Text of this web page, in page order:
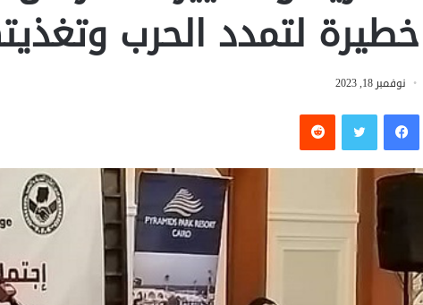
خطيرة لتمدد الحرب
نوفمبر 18, 2023
فيسبوكتويتر